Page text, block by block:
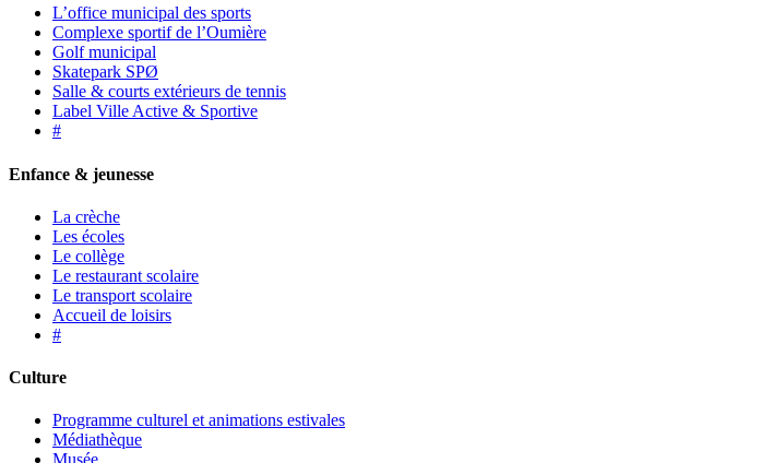
L’office municipal des sports
Complexe sportif de l’Oumière
Golf municipal
Skatepark SPØ
Salle & courts extérieurs de tennis
Label Ville Active & Sportive
#
Enfance & jeunesse
La crèche
Les écoles
Le collège
Le restaurant scolaire
Le transport scolaire
Accueil de loisirs
#
Culture
Programme culturel et animations estivales
Médiathèque